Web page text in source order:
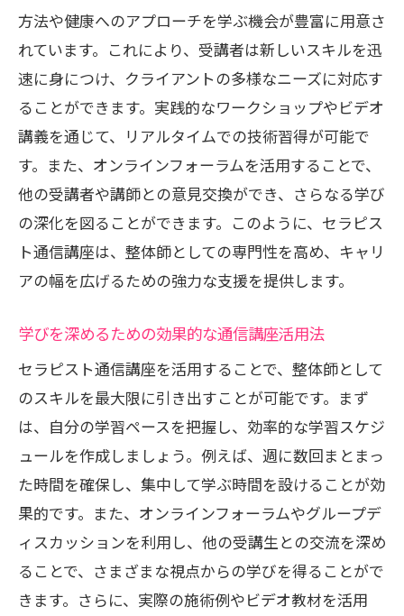
長期的なキャリア設計の重要性と方法
持続可能なビジネスモデルの構築法
整体師としての自己成長を促す学び
変化に対応するための柔軟なキャリアプ
ラン
整体師の職業倫理と持続可能性
通信講座での学びを活かしたキャリアア
ップの実践
セラピスト通信講座が提供する実践的スキル
即戦力を養うための実践的カリキュラム
通信講座で学ぶ整体技術の応用事例
実践的スキルを身につけるためのトレー
ニング法
通信講座でのケーススタディの活用法
現場で役立つコミュニケーションスキル
整体師としての実践力を高めるフィード
バック方法
方法や健康へのアプローチを学ぶ機会が豊富に用意さ
れています。これにより、受講者は新しいスキルを迅
速に身につけ、クライアントの多様なニーズに対応す
ることができます。実践的なワークショップやビデオ
講義を通じて、リアルタイムでの技術習得が可能で
す。また、オンラインフォーラムを活用することで、
他の受講者や講師との意見交換ができ、さらなる学び
の深化を図ることができます。このように、セラピス
ト通信講座は、整体師としての専門性を高め、キャリ
アの幅を広げるための強力な支援を提供します。
学びを深めるための効果的な通信講座活用法
セラピスト通信講座を活用することで、整体師として
のスキルを最大限に引き出すことが可能です。まず
は、自分の学習ペースを把握し、効率的な学習スケジ
ュールを作成しましょう。例えば、週に数回まとまっ
た時間を確保し、集中して学ぶ時間を設けることが効
果的です。また、オンラインフォーラムやグループデ
ィスカッションを利用し、他の受講生との交流を深め
ることで、さまざまな視点からの学びを得ることがで
きます。さらに、実際の施術例やビデオ教材を活用